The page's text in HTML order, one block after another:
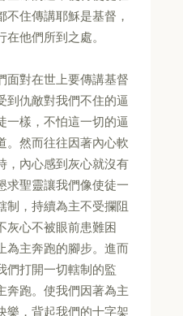
住傳講耶穌是基督，
他們所到之處。
面對在世上要傳講基督
到仇敵對我們不住的逼
一樣，不怕這一切的逼
。然而往往因著內心軟
，內心感到灰心就沒有
求聖靈讓我們像使徒一
制，持續為主不受攔阻
灰心不被眼前患難困
為主奔跑的腳步。進而
們打開一切轄制的監
奔跑。使我們因著為主
樂，背起我們的十字架